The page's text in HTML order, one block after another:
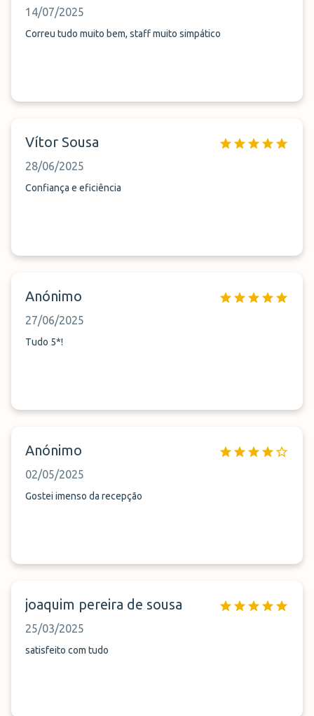
14/07/2025
Correu tudo muito bem, staff muito simpático
Vítor Sousa
28/06/2025
Confiança e eficiência
Anónimo
27/06/2025
Tudo 5*!
Anónimo
02/05/2025
Gostei imenso da recepção
joaquim pereira de sousa
25/03/2025
satisfeito com tudo